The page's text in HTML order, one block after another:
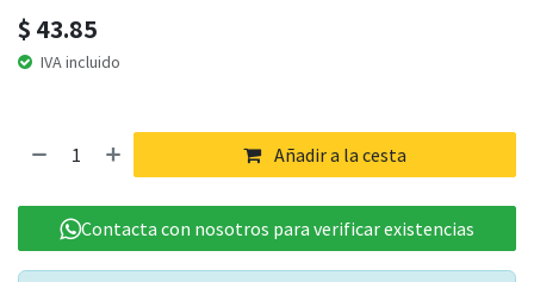
$ 43.85
IVA incluido
Añadir a la cesta
Contacta con nosotros para verificar existencias